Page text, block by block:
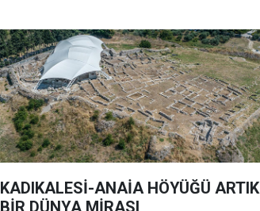
KADIKALESİ-ANAİA HÖYÜĞÜ ARTIK
BİR DÜNYA MİRASI